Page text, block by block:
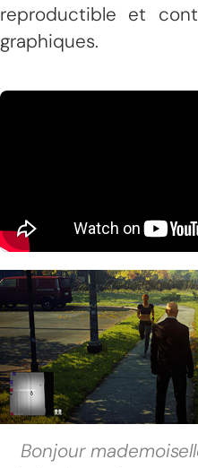
reproductible et
graphiques.
Bonjour